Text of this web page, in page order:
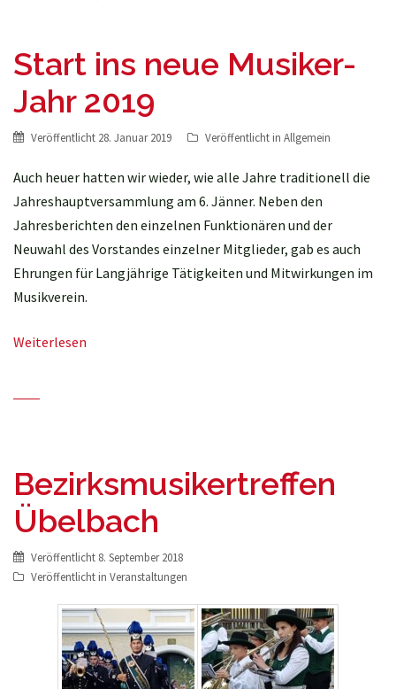
Start ins neue Musiker-
Jahr 2019
Veröffentlicht 28. Januar 2019 Veröffentlicht in Allgemein
Auch heuer hatten wir wieder, wie alle Jahre traditionell die
Jahreshauptversammlung am 6. Jänner. Neben den
Jahresberichten den einzelnen Funktionären und der
Neuwahl des Vorstandes einzelner Mitglieder, gab es auch
Ehrungen für Langjährige Tätigkeiten und Mitwirkungen im
Musikverein.
Weiterlesen
Bezirksmusikertreffen
Übelbach
Veröffentlicht 8. September 2018
Veröffentlicht in Veranstaltungen